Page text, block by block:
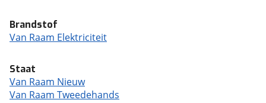
Brandstof
Van Raam Elektriciteit
Staat
Van Raam Nieuw
Van Raam Tweedehands